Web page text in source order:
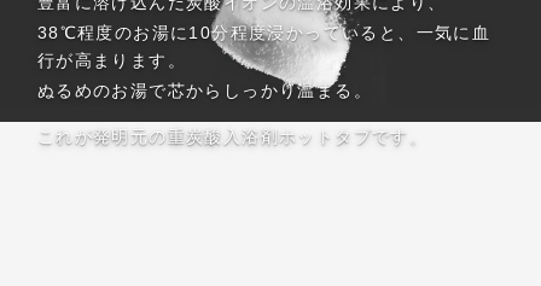
38℃程度のお湯に10分程度浸かっていると、一気に血
行が高まります。
ぬるめのお湯で芯からしっかり温まる。
これが発明元の重炭酸入浴剤ホットタブです。